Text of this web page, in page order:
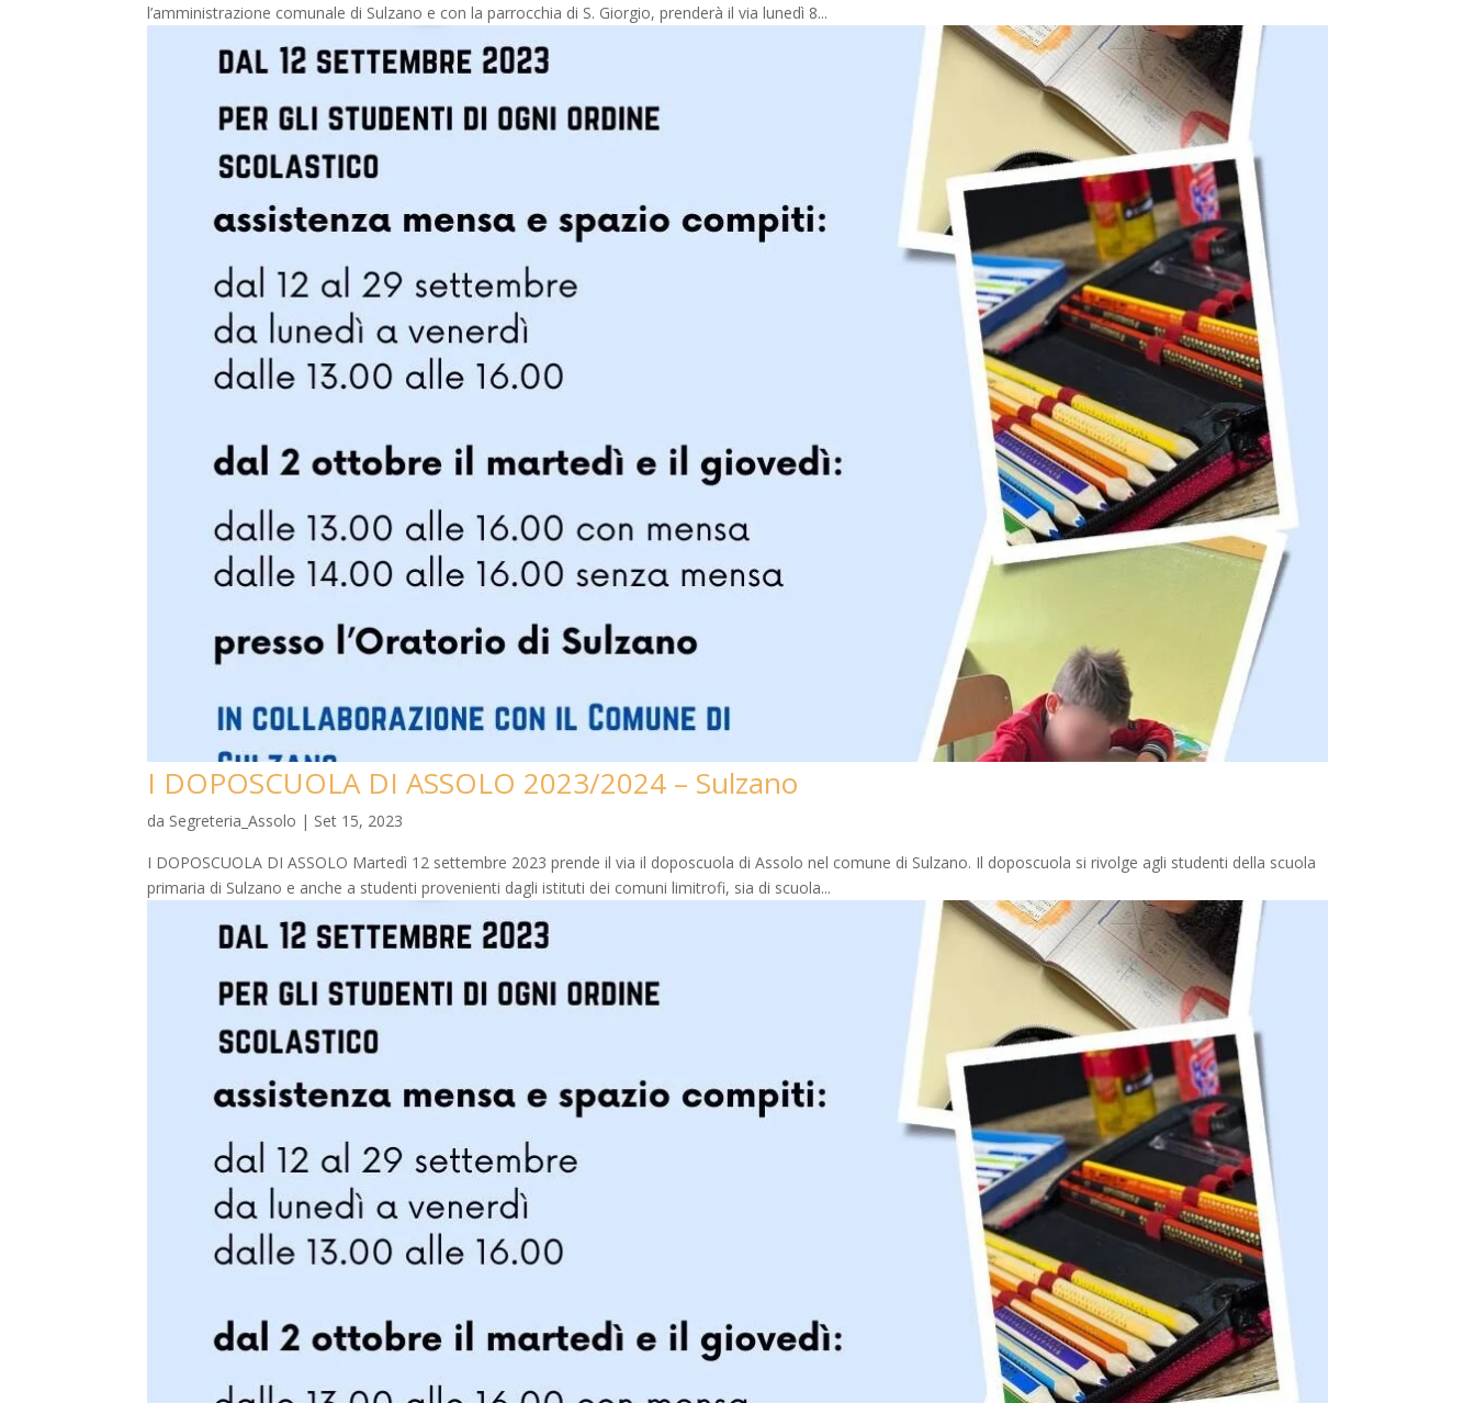
l’amministrazione comunale di Sulzano e con la parrocchia di S. Giorgio, prenderà il via lunedì 8...
I DOPOSCUOLA DI ASSOLO 2023/2024 – Sulzano
da Segreteria_Assolo | Set 15, 2023
I DOPOSCUOLA DI ASSOLO Martedì 12 settembre 2023 prende il via il doposcuola di Assolo nel comune di Sulzano. Il doposcuola si rivolge agli studenti della scuola
primaria di Sulzano e anche a studenti provenienti dagli istituti dei comuni limitrofi, sia di scuola...